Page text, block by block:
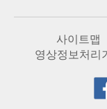
사이트맵
영상정보처리